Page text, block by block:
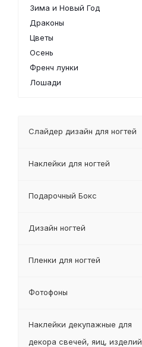
Зима и Новый Год
Драконы
Цветы
Осень
Френч лунки
Лошади
Слайдер дизайн для ногтей
Наклейки для ногтей
Подарочный Бокс
Дизайн ногтей
Пленки для ногтей
Фотофоны
Наклейки декупажные для
декора свечей, яиц, изделий